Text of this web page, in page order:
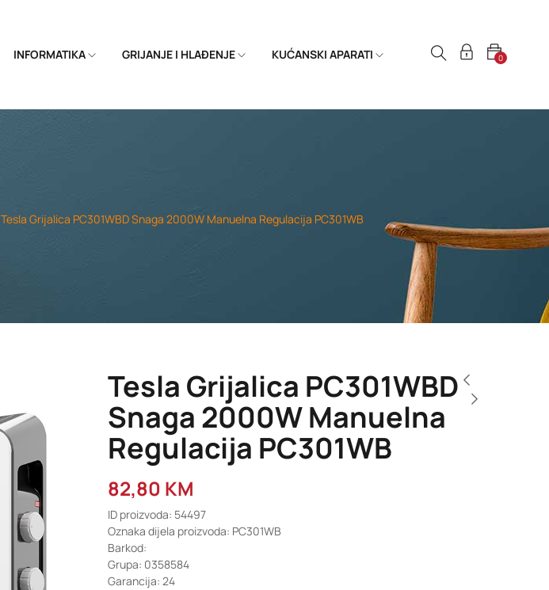
INFORMATIKA GRIJANJE I HLAĐENJE KUĆANSKI APARATI 0
Tesla Grijalica PC301WBD Snaga 2000W Manuelna Regulacija PC301WB
Tesla Grijalica PC301WBD
Snaga 2000W Manuelna
Regulacija PC301WB
82,80 KM
ID proizvoda: 54497
Oznaka dijela proizvoda: PC301WB
Barkod:
Grupa: 0358584
Garancija: 24